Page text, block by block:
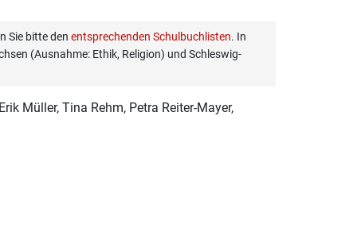
Sie bitte den entsprechenden Schulbuchlisten. In
(Ausnahme: Ethik, Religion) und Schleswig-
Müller, Tina Rehm, Petra Reiter-Mayer,